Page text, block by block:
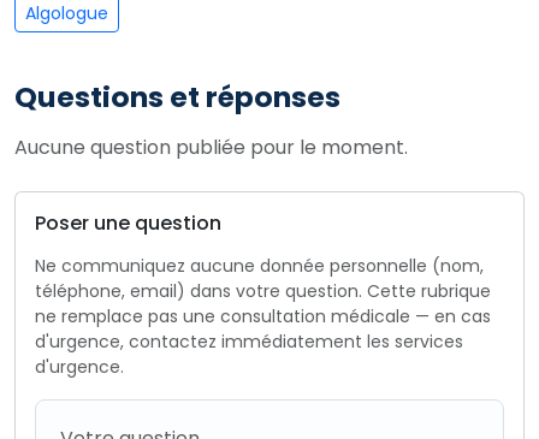
Algologue
Questions et réponses
Aucune question publiée pour le moment.
Poser une question
Ne communiquez aucune donnée personnelle (nom,
téléphone, email) dans votre question. Cette rubrique
ne remplace pas une consultation médicale — en cas
d'urgence, contactez immédiatement les services
d'urgence.